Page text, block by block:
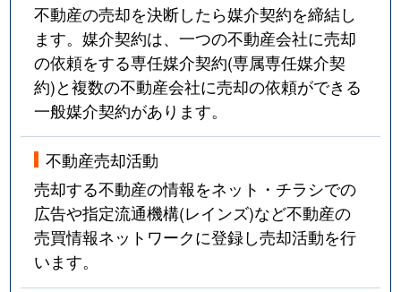
不動産の売却を決断したら媒介契約を締結し
ます。媒介契約は、一つの不動産会社に売却
の依頼をする専任媒介契約(専属専任媒介契
約)と複数の不動産会社に売却の依頼ができる
一般媒介契約があります。
不動産売却活動
売却する不動産の情報をネット・チラシでの
広告や指定流通機構(レインズ)など不動産の
売買情報ネットワークに登録し売却活動を行
います。